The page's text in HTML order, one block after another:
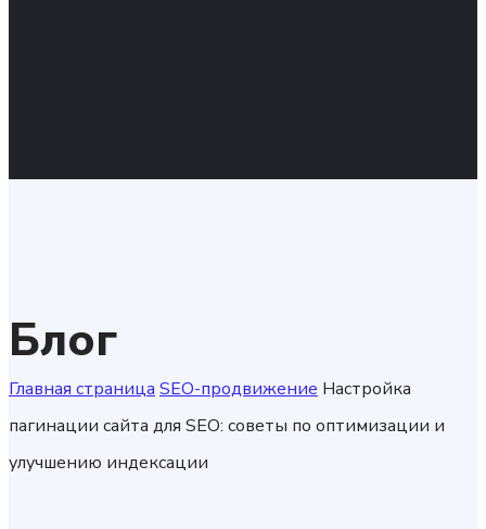
Блог
Главная страница SEO-продвижение Настройка
пагинации сайта для SEO: советы по оптимизации и
улучшению индексации